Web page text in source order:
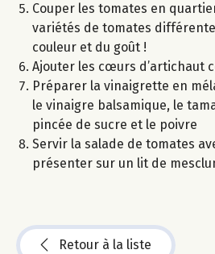
Couper les tomates en
variétés de tomates
couleur et du goût !
Ajouter les cœurs d’artichaut
Préparer la vinaigrette en
le vinaigre balsamique, le
pincée de sucre et le poivre
Servir la salade de tomates
présenter sur un lit de
Retour à la liste